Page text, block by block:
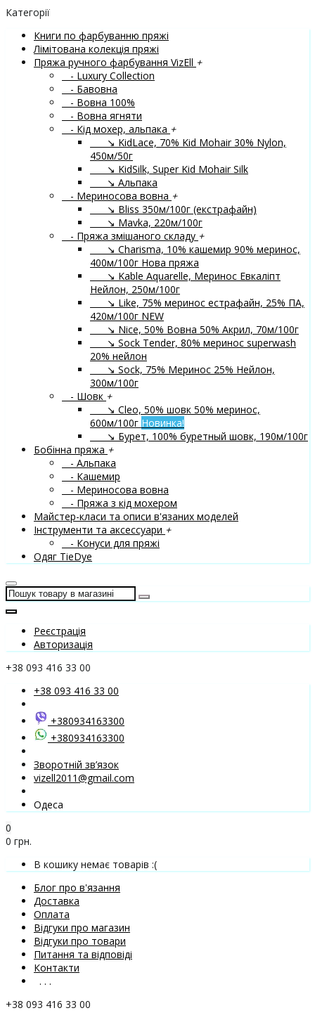
Категорії
Книги по фарбуванню пряжі
Лімітована колекція пряжі
Пряжа ручного фарбування VizEll +
- Luxury Collection
- Бавовна
- Вовна 100%
- Вовна ягняти
- Кід мохер, альпака +
↘ KidLace, 70% Kid Mohair 30% Nylon,
450м/50г
↘ KidSilk, Super Kid Mohair Silk
↘ Альпака
- Мериносова вовна +
↘ Bliss 350м/100г (екстрафайн)
↘ Mavka, 220м/100г
- Пряжа змішаного складу +
↘ Charisma, 10% кашемир 90% меринос,
400м/100г Нова пряжа
↘ Kable Aquarelle, Меринос Евкаліпт
Нейлон, 250м/100г
↘ Like, 75% меринос естрафайн, 25% ПА,
420м/100г NEW
↘ Nice, 50% Вовна 50% Акрил, 70м/100г
↘ Sock Tender, 80% меринос superwash
20% нейлон
↘ Sock, 75% Меринос 25% Нейлон,
300м/100г
- Шовк +
↘ Cleo, 50% шовк 50% меринос,
600м/100г Новинка!
↘ Бурет, 100% буретный шовк, 190м/100г
Бобінна пряжа +
- Альпака
- Кашемир
- Мериносова вовна
- Пряжа з кід мохером
Майстер-класи та описи в'язаних моделей
Інструменти та аксессуари +
- Конуси для пряжі
Одяг TieDye
Реєстрація
Авторизація
+38 093 416 33 00
+38 093 416 33 00
+380934163300
+380934163300
Зворотній зв’язок
vizell2011@gmail.com
Одеса
0
0 грн.
В кошику немає товарів :(
Блог про в'язання
Доставка
Оплата
Відгуки про магазин
Відгуки про товари
Питання та відповіді
Контакти
. . .
+38 093 416 33 00